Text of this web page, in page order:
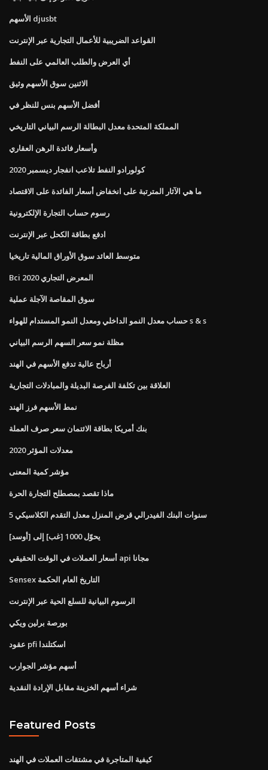
الأسهم djusbt
القواعد الضريبية للأعمال التجارية عبر الإنترنت
أي العرض والطلب العالمي على النفط
الاثنين سوق الأسهم وثيق
أفضل الأسهم بنس للنظر في
المملكة المتحدة معدل البطالة الرسم البياني التاريخي
وأسعار فائدة الرهن العقاري
كولورادو النفط تلاعب انفجار ديسمبر 2020
ما هي الآثار المترتبة على انخفاض أسعار الفائدة على الاقتصاد
رسوم حساب التجارة الإلكترونية
ادفع بطاقة الكحل عبر الإنترنت
متوسط ​​العائد سوق الأوراق المالية تاريخيا
Bci 2020 المعرض التجاري
سوق المقاصة الآجلة عملية
حساب معدل النمو الداخلي ومعدل النمو المستدام للهواء s & s
مظلة نمو سعر السهم الرسم البياني
أرباح عالية تدفع الأسهم في الهند
العلاقة بين تكلفة الفرصة البديلة والمبادلات التجارية
نمط الأسهم فرز الهند
بنك أمريكا بطاقة الائتمان سعر صرف العملة
معدلات المؤثر 2020
مؤشر كمية المعنى
ماذا تقصد بمصطلح التجارة الحرة
5 سنوات البنك الفيدرالي قرض المنزل معدل التقدم الكلاسيكي
يحوّل 1000 [غب] إلى [أوسد]
أسعار العملات في الوقت الحقيقي api مجانا
Sensex التاريخ العام الحكمة
الرسوم البيانية للسلع الحية عبر الإنترنت
بورصة برلين ويكي
عقود pfi اسكتلندا
أسهم مؤشر الجوارب
شراء أسهم الخزينة مقابل الإرادة النقدية
Featured Posts
كيفية المتاجرة في مشتقات العملات في الهند